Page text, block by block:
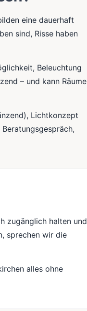
eine dauerhaft
sind, Risse haben
Beleuchtung
– und kann Räume
Lichtkonzept
zugänglich halten und
sprechen wir die
alles ohne